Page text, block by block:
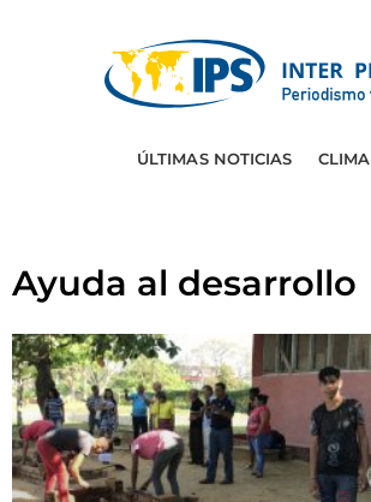
ÚLTIMAS NOTICIAS CLIMA
Ayuda al desarrollo